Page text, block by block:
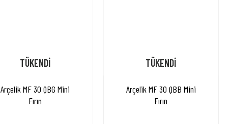
TÜKENDİ
Arçelik MF 30 QBG Mini
Fırın
TÜKENDİ
Arçelik MF 30 QBB Mini
Fırın